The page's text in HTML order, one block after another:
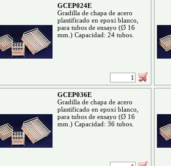
GCEP024E
Gradilla de chapa de acero
plastificado en epoxi blanco,
para tubos de ensayo (Ø 16
mm.) Capacidad: 24 tubos.
GCEP036E
Gradilla de chapa de acero
plastificado en epoxi blanco,
para tubos de ensayo (Ø 16
mm.) Capacidad: 36 tubos.